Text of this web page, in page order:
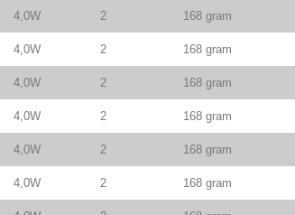
4,0W 2 168 gram
4,0W 2 168 gram
4,0W 2 168 gram
4,0W 2 168 gram
4,0W 2 168 gram
4,0W 2 168 gram